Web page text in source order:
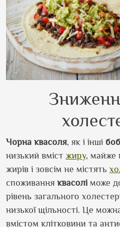
Чорна квасоля, як і інші
низький вміст жиру, майже
жирів і зовсім не містять
споживання квасолі може
рівень загального
низької щільності. Це
вмістом клітковини та